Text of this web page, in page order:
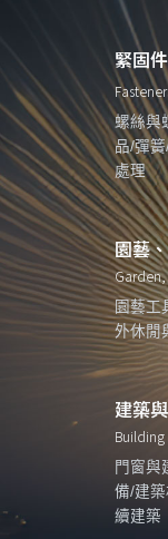
緊固
螺絲與
品/彈
處理
園藝
園藝工
外休閒
建築
門窗與
備/建
續建築